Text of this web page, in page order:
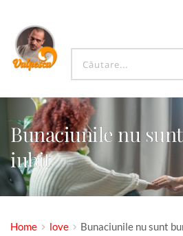
Bunaciunile nu
iubit
Home love Bunaciunile nu sunt